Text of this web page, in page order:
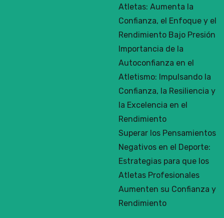
Atletas: Aumenta la
Confianza, el Enfoque y el
Rendimiento Bajo Presión
Importancia de la
Autoconfianza en el
Atletismo: Impulsando la
Confianza, la Resiliencia y
la Excelencia en el
Rendimiento
Superar los Pensamientos
Negativos en el Deporte:
Estrategias para que los
Atletas Profesionales
Aumenten su Confianza y
Rendimiento